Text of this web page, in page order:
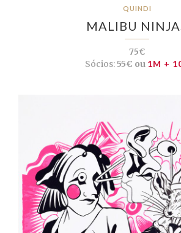
QUINDI
MALIBU
75€
Sócios:55€ ou 1M +